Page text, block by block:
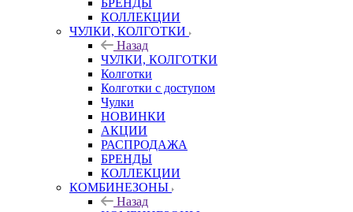
БРЕНДЫ
КОЛЛЕКЦИИ
ЧУЛКИ, КОЛГОТКИ
Назад
ЧУЛКИ, КОЛГОТКИ
Колготки
Колготки с доступом
Чулки
НОВИНКИ
АКЦИИ
РАСПРОДАЖА
БРЕНДЫ
КОЛЛЕКЦИИ
КОМБИНЕЗОНЫ
Назад